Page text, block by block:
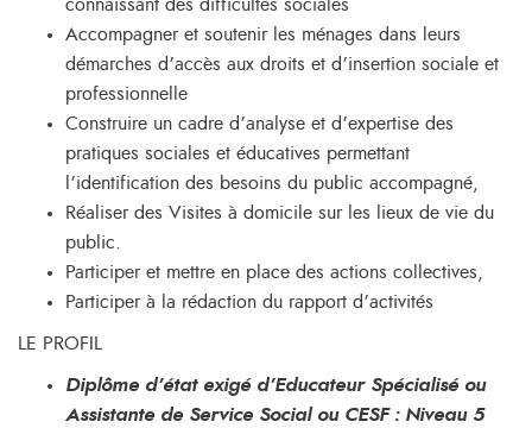
connaissant des difficultés sociales
Accompagner et soutenir les ménages dans leurs
démarches d’accès aux droits et d’insertion sociale et
professionnelle
Construire un cadre d’analyse et d’expertise des
pratiques sociales et éducatives permettant
l’identification des besoins du public accompagné,
Réaliser des Visites à domicile sur les lieux de vie du
public.
Participer et mettre en place des actions collectives,
Participer à la rédaction du rapport d’activités
LE PROFIL
Diplôme d’état exigé d’Educateur Spécialisé ou
Assistante de Service Social ou CESF : Niveau 5